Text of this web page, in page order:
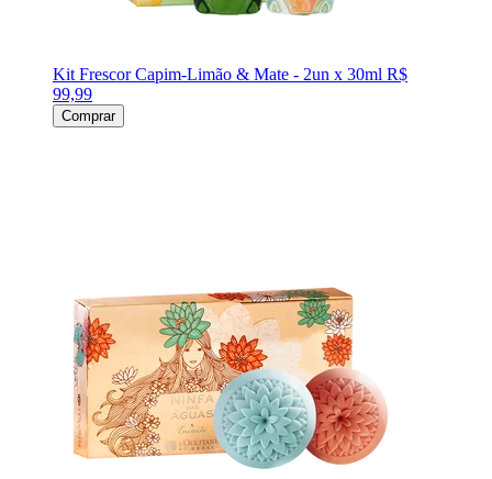
Kit Frescor Capim-Limão & Mate - 2un x 30ml R$
99,99
Comprar